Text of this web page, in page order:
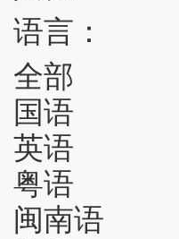
语言：
全部
国语
英语
粤语
闽南语